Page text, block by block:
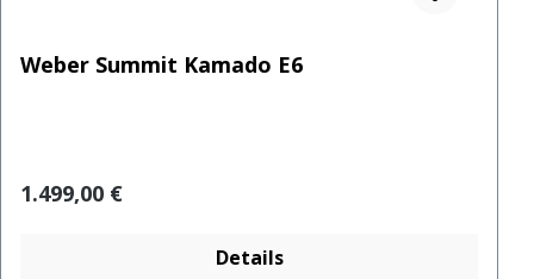
Weber Summit Kamado E6
Regulärer Preis:
1.499,00 €
Details